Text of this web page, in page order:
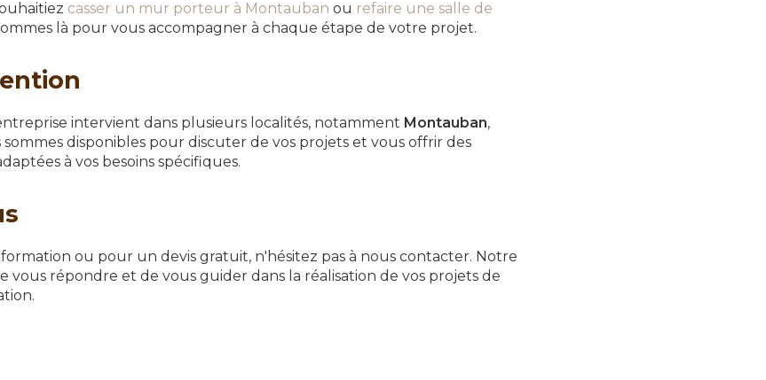
casser un mur porteur à Montauban ou refaire une salle de
là pour vous accompagner à chaque étape de votre projet.
intervient dans plusieurs localités, notamment Montauban,
sommes disponibles pour discuter de vos projets et vous offrir des
à vos besoins spécifiques.
ou pour un devis gratuit, n'hésitez pas à nous contacter. Notre
vous répondre et de vous guider dans la réalisation de vos projets de